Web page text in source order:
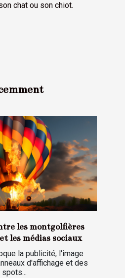
chat ou son chiot.
les montgolfières
les médias sociaux
la publicité, l'image
d'affichage et des
spots...